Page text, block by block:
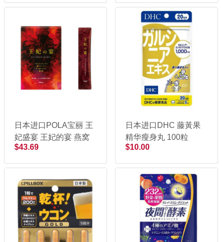
日本进口POLA宝丽 王
妃盛宴 王妃的宴 燕窝
胶原蛋白果冻 10g*30
$43.69
日本进口DHC 藤黃果
精华瘦身丸 100粒
$10.00